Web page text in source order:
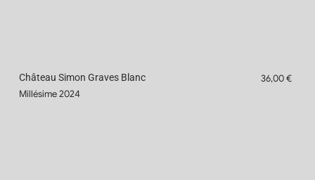
Château Simon Graves Blanc
Millésime 2024
36,00 €